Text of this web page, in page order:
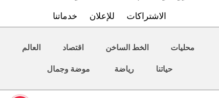
الاشتراكات للإعلان خدماتنا
محليات الخط الساخن اقتصاد العالم
حياتنا رياضة موضة وجمال